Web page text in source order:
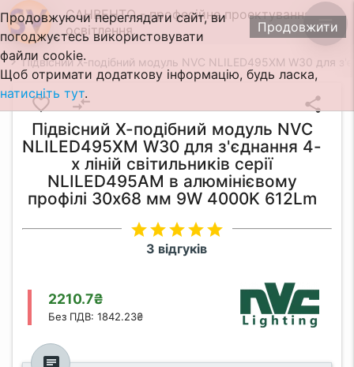
САНВЕНТО - професійне проектування
освітлення.
menu
Підвісний Х-подібний модуль NVC NLILED495XM W30 для
favorite_border compare_arrows share
Підвісний Х-подібний модуль NVC
NLILED495XM W30 для з'єднання 4-
х ліній світильників серії
NLILED495AM в алюмінієвому
профілі 30х68 мм 9W 4000K 612Lm
starstarstarstarstar
3 відгуків
2210.7₴
Без ПДВ: 1842.23₴
Продовжити
Продовжуючи переглядати сайт, ви
погоджуєтесь використовувати
файли cookie.
Щоб отримати додаткову інформацію, будь ласка,
натисніть тут.